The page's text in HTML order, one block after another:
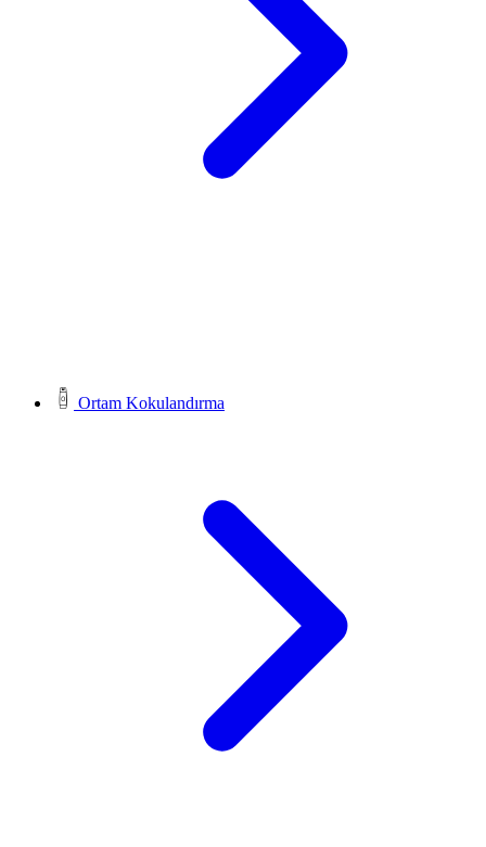
Ortam Kokulandırma